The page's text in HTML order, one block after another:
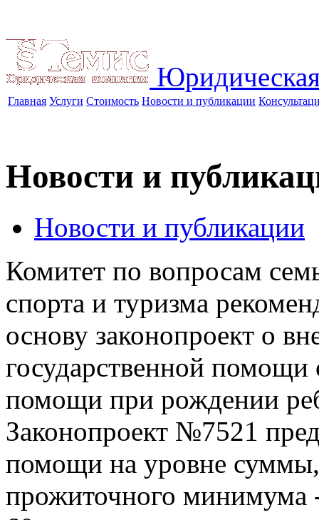
Главная Услуги Стоимость Новости и публикации
Новости и
Новости и публикации
Комитет по вопросам
спорта и туризма
основу законопроект о
государственной
помощи при рождении
Законопроект №7521
помощи на уровне
прожиточного минимума